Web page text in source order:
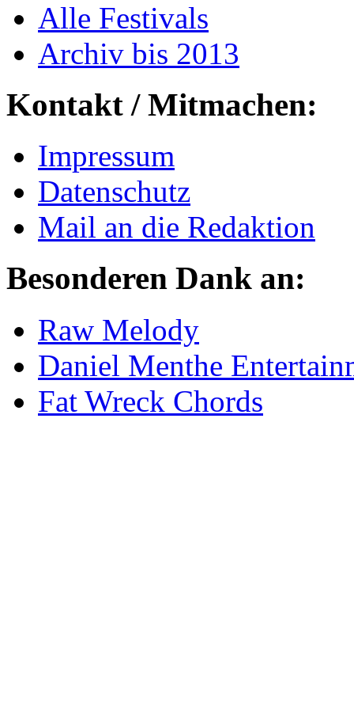
Alle Festivals
Archiv bis 2013
Kontakt / Mitmachen:
Impressum
Datenschutz
Mail an die Redaktion
Besonderen Dank an:
Raw Melody
Daniel Menthe
Fat Wreck Chords